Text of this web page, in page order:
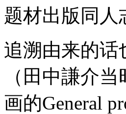
题材出版同人
追溯由来的话
（田中謙介
画的General